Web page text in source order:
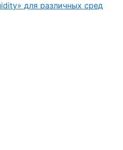
для различных сред